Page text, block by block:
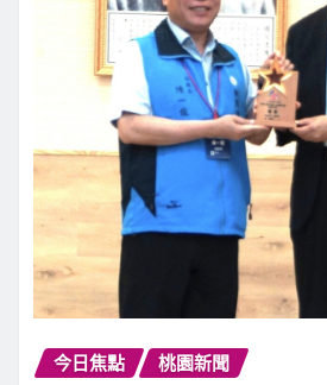
今日焦點 桃園新聞